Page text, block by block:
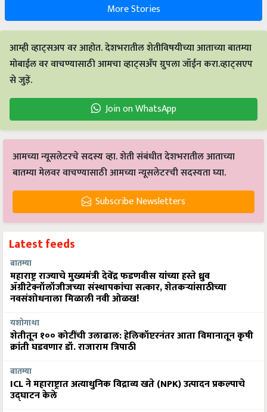
More Stories
आम्ही व्हाट्सअप वर आहोत. देशभरातील शेतीविषयीच्या आताच्या बातम्या
मोबाईल वर वाचण्यासाठी आमचा व्हाट्सअँप ग्रुपला जॉईन करा.व्हाट्सएप
से जुड़ें.
Join on WhatsApp
आमच्या न्यूसलेटरचे सदस्य व्हा. शेती संबंधीत देशभरातील आताच्या
बातम्या मेलवर वाचण्यासाठी आमच्या न्यूसलेटरची सदस्यता घ्या.
Subscribe Newsletters
Latest feeds
बातम्या
महाराष्ट्र राज्याचे मुख्यमंत्री देवेंद्र फडणवीस यांच्या हस्ते ध्रुव
ॲग्रीटेक्नॉलॉजीजच्या संस्थापकांचा सत्कार, शेतकऱ्यांसाठीच्या
नवसंशोधनाला मिळाली नवी ओळख!
यशोगाथा
शेतीतून १०० कोटींची उलाढाल: हेलिकॉप्टरनंतर आता विमानातून कृषी
क्रांती घडवणार डॉ. राजाराम त्रिपाठी
बातम्या
ICL ने महाराष्ट्रात अत्याधुनिक विद्राव्य खते (NPK) उत्पादन प्रकल्पाचे
उद्घाटन केले